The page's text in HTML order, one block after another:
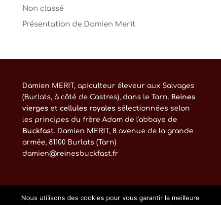
Non classé
Présentation de Damien Merit
Damien MERIT, apiculteur éleveur aux Salvages
(Burlats, à côté de Castres), dans le Tarn. Reines
vierges et cellules royales sélectionnées selon
les principes du frère Adam de l'abbaye de
Buckfast. Damien MERIT, 8 avenue de la grande
armée, 81100 Burlats (Tarn)
damien@reinesbuckfast.fr
Nous utilisons des cookies pour vous garantir la meilleure